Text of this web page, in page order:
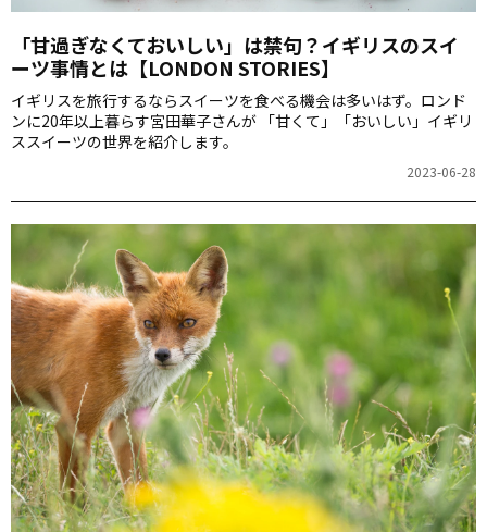
「甘過ぎなくておいしい」は禁句？イギリスのスイ
ーツ事情とは【LONDON STORIES】
イギリスを旅行するならスイーツを食べる機会は多いはず。ロンド
ンに20年以上暮らす宮田華子さんが 「甘くて」「おいしい」イギリ
ススイーツの世界を紹介します。
2023-06-28